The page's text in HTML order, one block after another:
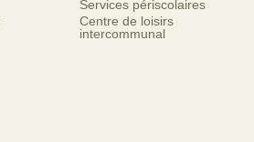
Services périscolaires
Centre de loisirs
intercommunal